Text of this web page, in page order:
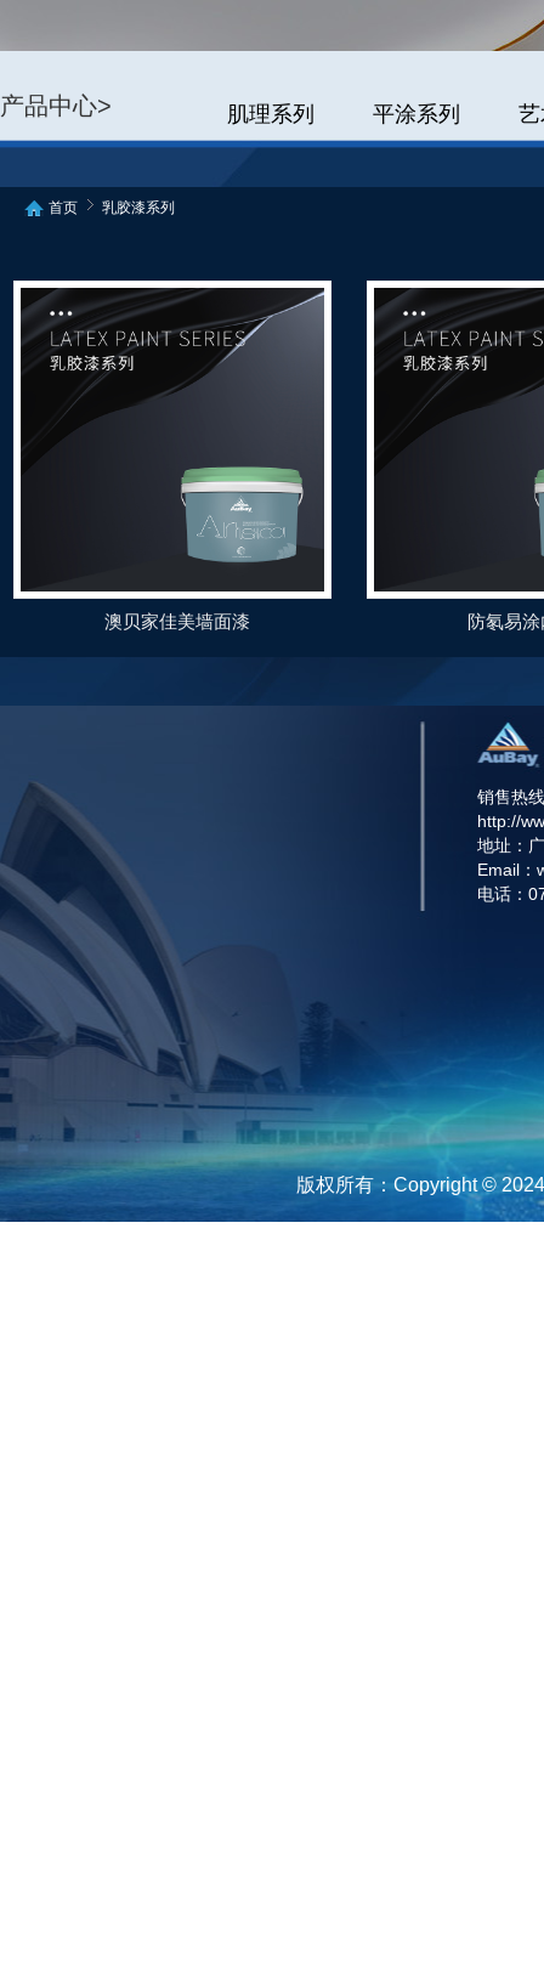
产品中心> 肌理系列 平涂系列
首页 乳胶漆系列
澳贝家佳美墙面漆 防氡易
销售热
http://
地址：
Email：
电话：
版权所有：Copyright ©